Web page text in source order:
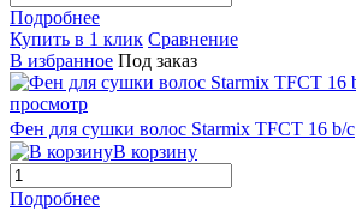
Подробнее
Купить в 1 клик Сравнение
В избранное Под заказ
просмотр
Фен для сушки волос Starmix TFCT 16 b/c
В корзину
Подробнее